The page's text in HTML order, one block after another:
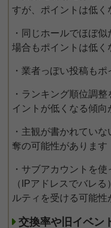
すが、ポイントは低く
・同じホールでほぼ
場合もポイントは低く
・業者っぽい投稿も
・ランキング順位調
イントが低くなる傾向
・主観が書かれてい
奪の可能性があります
・サブアカウントを
（IPアドレスでバレ
ルティを受ける可能性
交換率や旧イベン